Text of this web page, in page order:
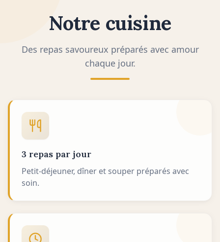
Notre cuisine
Des repas savoureux préparés avec amour
chaque jour.
3 repas par jour
Petit-déjeuner, dîner et souper préparés avec
soin.